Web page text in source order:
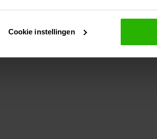
welke cookies worden geplaatst. Je kunt je
Cookie instellingen